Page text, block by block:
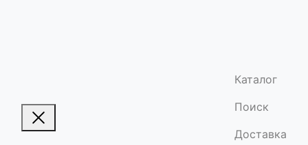
Каталог
Поиск
Доставка